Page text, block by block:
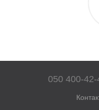
050 400-42-